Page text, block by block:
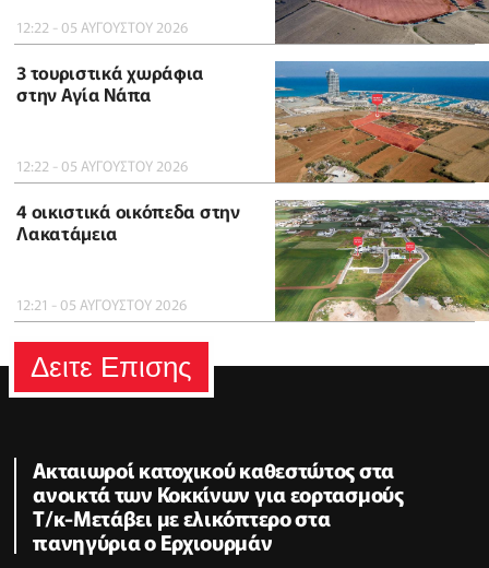
12:22 - 05 ΑΥΓΟΥΣΤΟΥ 2026
3 τουριστικά χωράφια
στην Αγία Νάπα
12:22 - 05 ΑΥΓΟΥΣΤΟΥ 2026
4 οικιστικά οικόπεδα στην
Λακατάμεια
12:21 - 05 ΑΥΓΟΥΣΤΟΥ 2026
Δειτε Επισης
Ακταιωροί κατοχικού καθεστώτος στα
ανοικτά των Κοκκίνων για εορτασμούς
Τ/κ-Μετάβει με ελικόπτερο στα
πανηγύρια ο Ερχιουρμάν